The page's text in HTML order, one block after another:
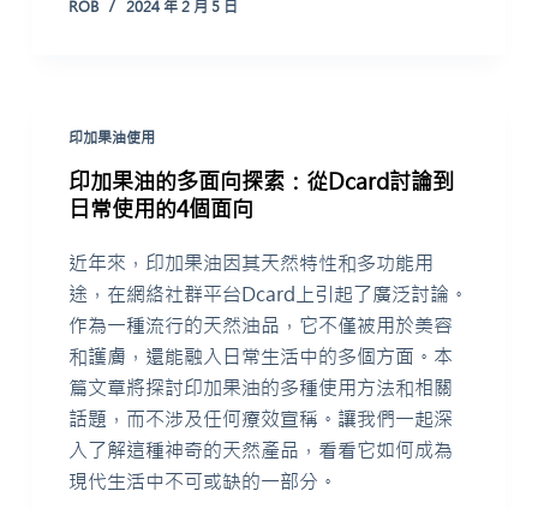
ROB 2024 年 2 月 5 日
印加果油使用
印加果油的多面向探索：從Dcard討論到
日常使用的4個面向
近年來，印加果油因其天然特性和多功能用
途，在網絡社群平台Dcard上引起了廣泛討論。
作為一種流行的天然油品，它不僅被用於美容
和護膚，還能融入日常生活中的多個方面。本
篇文章將探討印加果油的多種使用方法和相關
話題，而不涉及任何療效宣稱。讓我們一起深
入了解這種神奇的天然產品，看看它如何成為
現代生活中不可或缺的一部分。